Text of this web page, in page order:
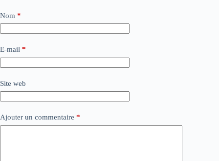
Nom *
E-mail *
Site web
Ajouter un commentaire *